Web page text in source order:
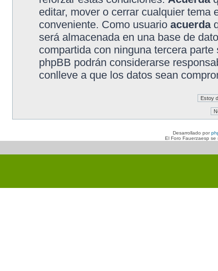
editar, mover o cerrar cualquier tema
conveniente. Como usuario acuerda
será almacenada en una base de
compartida con ninguna tercera
phpBB podrán considerarse
conlleve a que los datos sean
Desarrollado por
El Foro Fauerzaesp